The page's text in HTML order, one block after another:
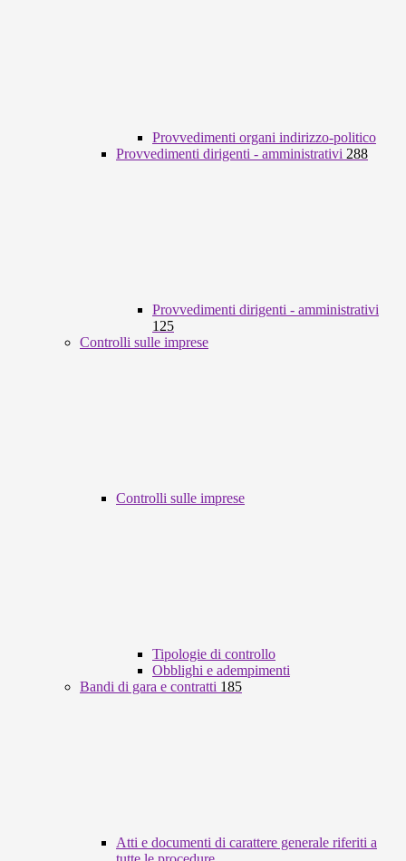
Provvedimenti organi indirizzo-politico
Provvedimenti dirigenti - amministrativi 288
Provvedimenti dirigenti - amministrativi
125
Controlli sulle imprese
Controlli sulle imprese
Tipologie di controllo
Obblighi e adempimenti
Bandi di gara e contratti 185
Atti e documenti di carattere generale riferiti a